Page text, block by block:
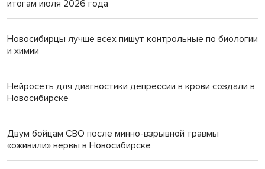
итогам июля 2026 года
Новосибирцы лучше всех пишут контрольные по биологии
и химии
Нейросеть для диагностики депрессии в крови создали в
Новосибирске
Двум бойцам СВО после минно-взрывной травмы
«оживили» нервы в Новосибирске